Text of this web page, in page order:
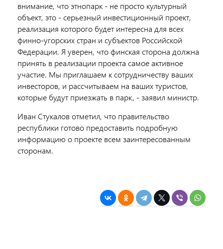
внимание, что этнопарк - не просто культурный
объект, это - серьезный инвестиционный проект,
реализация которого будет интересна для всех
финно-угорских стран и субъектов Российской
Федерации. Я уверен, что финская сторона должна
принять в реализации проекта самое активное
участие. Мы приглашаем к сотрудничеству ваших
инвесторов, и рассчитываем на ваших туристов,
которые будут приезжать в парк, - заявил министр.
Иван Стукалов отметил, что правительство
республики готово предоставить подробную
информацию о проекте всем заинтересованным
сторонам.